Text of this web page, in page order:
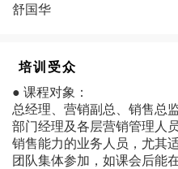
舒国华
培训受众
● 课程对象：
总经理、营销副总、销售总
部门经理及各层营销管理人
销售能力的业务人员，尤其
团队集体参加，如课会后能